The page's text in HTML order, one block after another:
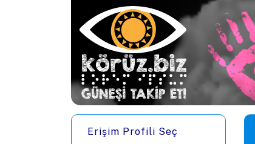
Ana içeriğe zıpla
Erişim Profili Seç